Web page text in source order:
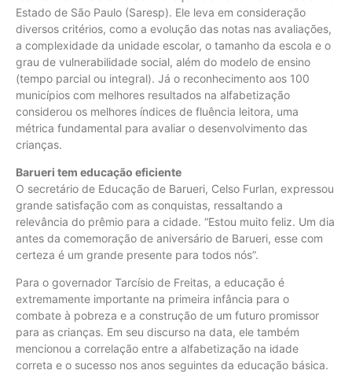
Estado de São Paulo (Saresp). Ele leva em consideração
diversos critérios, como a evolução das notas nas avaliações,
a complexidade da unidade escolar, o tamanho da escola e o
grau de vulnerabilidade social, além do modelo de ensino
(tempo parcial ou integral). Já o reconhecimento aos 100
municípios com melhores resultados na alfabetização
considerou os melhores índices de fluência leitora, uma
métrica fundamental para avaliar o desenvolvimento das
crianças.
Barueri tem educação eficiente
O secretário de Educação de Barueri, Celso Furlan, expressou
grande satisfação com as conquistas, ressaltando a
relevância do prêmio para a cidade. “Estou muito feliz. Um dia
antes da comemoração de aniversário de Barueri, esse com
certeza é um grande presente para todos nós”.
Para o governador Tarcísio de Freitas, a educação é
extremamente importante na primeira infância para o
combate à pobreza e a construção de um futuro promissor
para as crianças. Em seu discurso na data, ele também
mencionou a correlação entre a alfabetização na idade
correta e o sucesso nos anos seguintes da educação básica.